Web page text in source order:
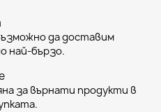
да доставим
най-бързо.
за върнати продукти в